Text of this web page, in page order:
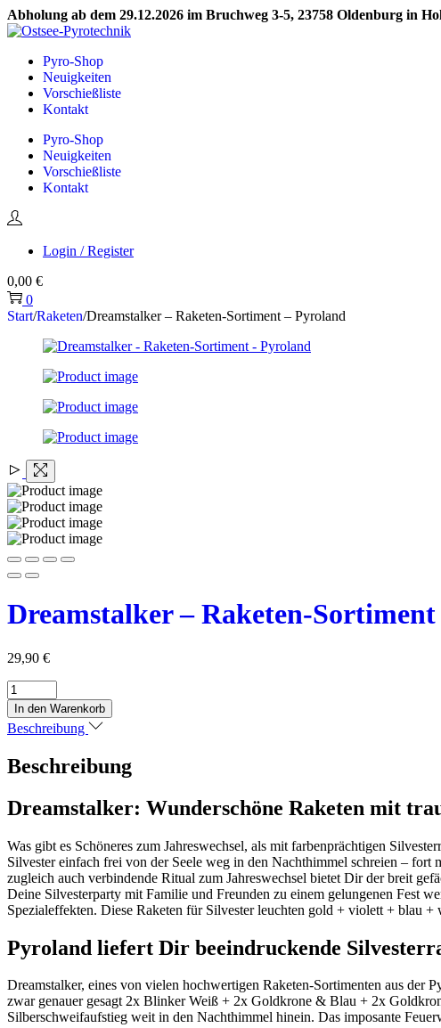
Abholung ab dem 29.12.2026 im Bruchweg 3-5, 23758 Oldenburg in
Skip
navigation
Skip
contentPyro-Shop
Neuigkeiten
Vorschießliste
Kontakt
Pyro-Shop
Neuigkeiten
Vorschießliste
Kontakt
Login / Register
0,00 €
0
Start/Raketen/Dreamstalker – Raketen-Sortiment – Pyroland
Dreamstalker – Raketen-
29,90 €
Dreamstalker
-
Raketen-
Sortiment
Pyroland
In den Warenkorb
Beschreibung
Beschreibung
Dreamstalker: Wunderschöne Raketen mit
Was gibt es Schöneres zum Jahreswechsel, als mit farbenprächtigen
Silvester einfach frei von der Seele weg in den Nachthimmel schreien –
zugleich auch verbindende Ritual zum Jahreswechsel bietet Dir der breit
Deine Silvesterparty mit Familie und Freunden zu einem gelungenen Fest
Spezialeffekten. Diese Raketen für Silvester leuchten gold + violett + blau
Pyroland liefert Dir beeindruckende
Dreamstalker, eines von vielen hochwertigen Raketen-Sortimenten aus der
zwar genauer gesagt 2x Blinker Weiß + 2x Goldkrone & Blau + 2x
Silberschweifaufstieg weit in den Nachthimmel hinein. Das imposante